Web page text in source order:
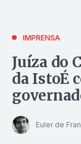
IMPRENSA
Juíza do
da IstoÉ
Euler de